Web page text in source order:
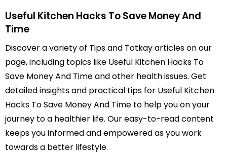
Useful Kitchen Hacks To Save Money And
Time
Discover a variety of Tips and Totkay articles on our
page, including topics like Useful Kitchen Hacks To
Save Money And Time and other health issues. Get
detailed insights and practical tips for Useful Kitchen
Hacks To Save Money And Time to help you on your
journey to a healthier life. Our easy-to-read content
keeps you informed and empowered as you work
towards a better lifestyle.